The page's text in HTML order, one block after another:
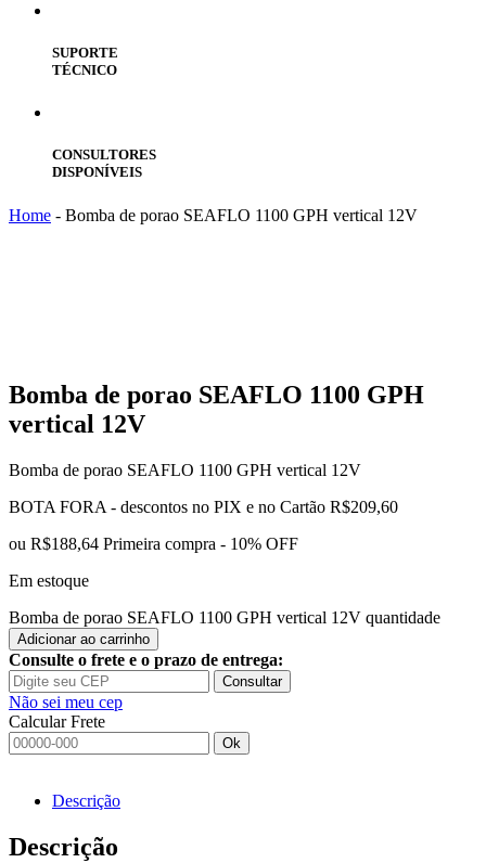
SUPORTE
TÉCNICO
CONSULTORES
DISPONÍVEIS
Home - Bomba de porao SEAFLO 1100 GPH vertical 12V
Bomba de porao SEAFLO 1100 GPH
vertical 12V
Bomba de porao SEAFLO 1100 GPH vertical 12V
BOTA FORA - descontos no PIX e no Cartão R$209,60
ou R$188,64 Primeira compra - 10% OFF
Em estoque
Bomba de porao SEAFLO 1100 GPH vertical 12V quantidade
Adicionar ao carrinho
Consulte o frete e o prazo de entrega:
Consultar
Não sei meu cep
Calcular Frete
Ok
Descrição
Descrição